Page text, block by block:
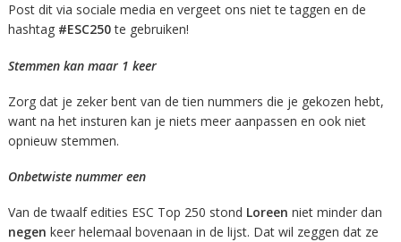
Post dit via sociale media en vergeet ons niet te taggen en de
hashtag #ESC250te gebruiken!
Stemmen kan maar 1 keer
Zorg dat je zeker bent van de tien nummers die je gekozen hebt,
want na het insturen kan je niets meer aanpassen en ook niet
opnieuw stemmen.
Onbetwiste nummer een
Van de twaalf edities ESC Top 250 stond Loreen niet minder dan
negen keer helemaal bovenaan in de lijst. Dat wil zeggen dat ze